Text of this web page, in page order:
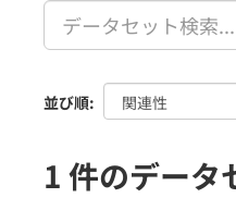
並び順
1 件のデータ